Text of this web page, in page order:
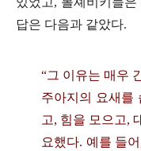
답은 다음과 같았다.
“그 이유는 매우
주아지의 요새를
고, 힘을 모으고,
요했다. 예를 들어